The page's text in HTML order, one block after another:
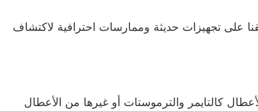
على تجهيزات حديثة وممارسات احترافية لاكتشاف
كالتايمر والترموستات أو غيرها من الأعطال